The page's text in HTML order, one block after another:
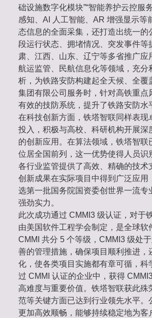
础设施数字化模块”“智能养护云控服
感知、AI 人工智能、AR 增强显示
态信息的全面采集，还打造出统一
段运行状态、拥堵情况、突发事件
肃、江西、山东、辽宁等多省推广应
航运监管、民航信息化等领域，充
析，为铁路安防构建起全天候、全
集团有限公司服务时，针对高铁重
有效的技防系统，提升了铁路安防水
在科技创新方面，铁塔智联同样表
投入，积极与高校、科研机构开展
的创新应用。在算法领域，铁塔智
位居全国前列，这一优势使得人员
各行业监管提供了高效、精确的技
创新成果在实际项目中得到广泛应
选第一批国务院国资委创世界一流
强劲实力。
此次成功通过 CMMI3 级认证，对于
由美国软件工程学会制定，是全球软
CMMI 共分 5 个等级，CMMI3 级处
善的管理措施，确保项目顺利推进
化，使各类项目实施都有章可循，
过 CMMI 认证的企业中，获得
高难度与重要价值。铁塔智联获此
范等关键方面已达到行业领先水平
更加高效顺畅，能够持续稳定地为客